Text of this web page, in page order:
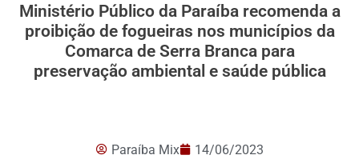
Ministério Público da Paraíba recomenda a
proibição de fogueiras nos municípios da
Comarca de Serra Branca para
preservação ambiental e saúde pública
Paraíba Mix 14/06/2023